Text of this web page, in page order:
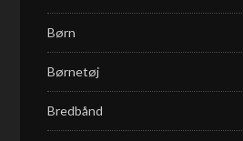
Børn
Børnetøj
Bredbånd